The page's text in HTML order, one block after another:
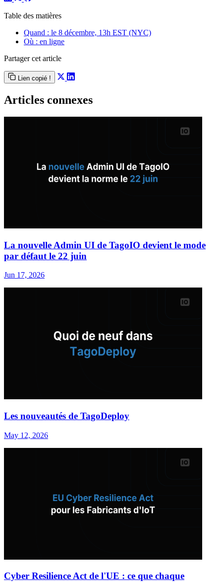
Table des matières
Quand : le 8 décembre, 13h EST (NYC)
Où : en ligne
Partager cet article
Lien copié !
Articles connexes
La nouvelle Admin UI de TagoIO devient le mode
par défaut le 22 juin
Jun 17, 2026
Les nouveautés de TagoDeploy
May 12, 2026
Cyber Resilience Act de l'UE : ce que chaque